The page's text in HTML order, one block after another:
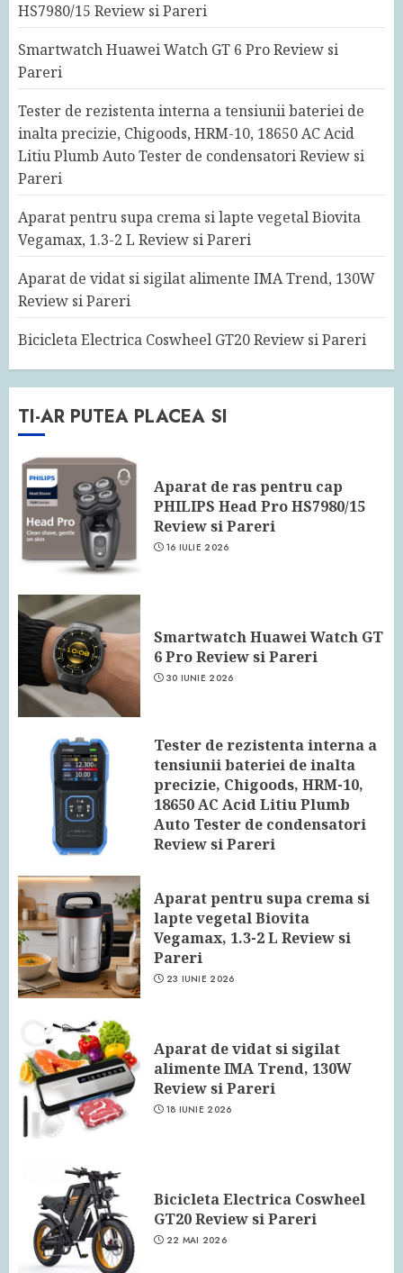
HS7980/15 Review si Pareri
Smartwatch Huawei Watch GT 6 Pro Review si
Pareri
Tester de rezistenta interna a tensiunii bateriei de
inalta precizie, Chigoods, HRM-10, 18650 AC Acid
Litiu Plumb Auto Tester de condensatori Review si
Pareri
Aparat pentru supa crema si lapte vegetal Biovita
Vegamax, 1.3-2 L Review si Pareri
Aparat de vidat si sigilat alimente IMA Trend, 130W
Review si Pareri
Bicicleta Electrica Coswheel GT20 Review si Pareri
TI-AR PUTEA PLACEA SI
Aparat de ras pentru cap
PHILIPS Head Pro HS7980/15
Review si Pareri
16 IULIE 2026
Smartwatch Huawei Watch GT
6 Pro Review si Pareri
30 IUNIE 2026
Tester de rezistenta interna a
tensiunii bateriei de inalta
precizie, Chigoods, HRM-10,
18650 AC Acid Litiu Plumb
Auto Tester de condensatori
Review si Pareri
Aparat pentru supa crema si
lapte vegetal Biovita
Vegamax, 1.3-2 L Review si
Pareri
23 IUNIE 2026
Aparat de vidat si sigilat
alimente IMA Trend, 130W
Review si Pareri
18 IUNIE 2026
Bicicleta Electrica Coswheel
GT20 Review si Pareri
22 MAI 2026